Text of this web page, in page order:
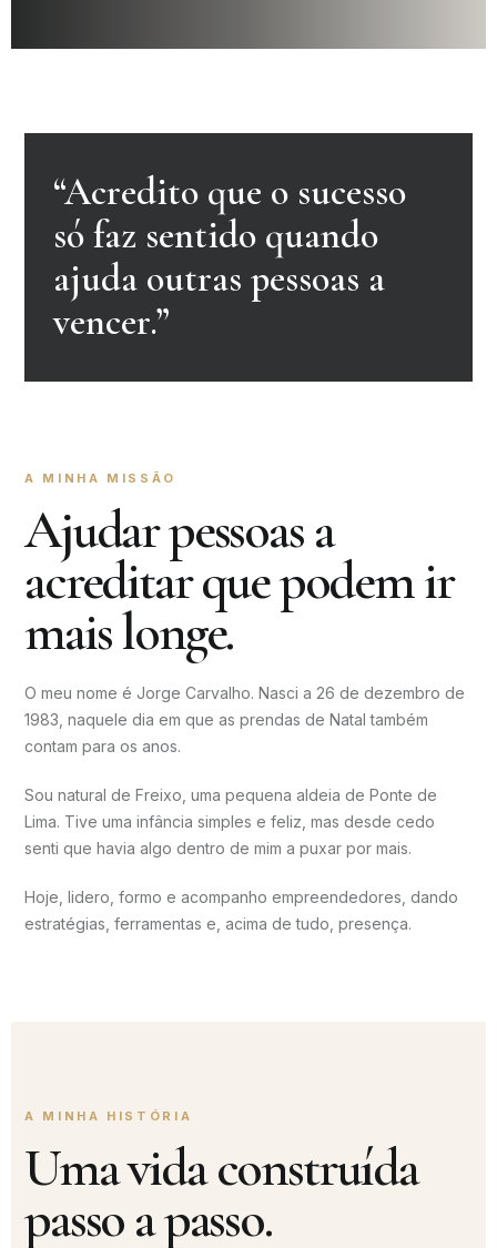
“Acredito que o sucesso
só faz sentido quando
ajuda outras pessoas a
vencer.”
A MINHA MISSÃO
Ajudar pessoas a
acreditar que podem ir
mais longe.
O meu nome é Jorge Carvalho. Nasci a 26 de dezembro de
1983, naquele dia em que as prendas de Natal também
contam para os anos.
Sou natural de Freixo, uma pequena aldeia de Ponte de
Lima. Tive uma infância simples e feliz, mas desde cedo
senti que havia algo dentro de mim a puxar por mais.
Hoje, lidero, formo e acompanho empreendedores, dando
estratégias, ferramentas e, acima de tudo, presença.
A MINHA HISTÓRIA
Uma vida construída
passo a passo.